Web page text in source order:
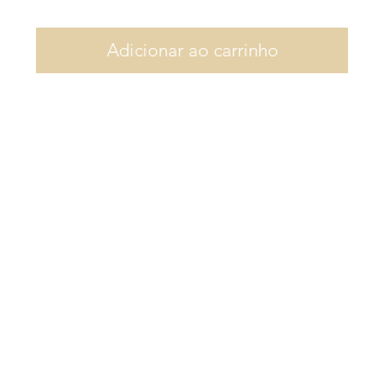
Adicionar ao carrinho